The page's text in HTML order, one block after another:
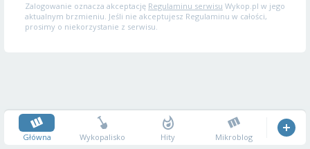
Zalogowanie oznacza akceptację Regulaminu serwisu Wykop.pl w jego
aktualnym brzmieniu. Jeśli nie akceptujesz Regulaminu w całości,
prosimy o niekorzystanie z serwisu.
Główna Wykopalisko Hity Mikroblog